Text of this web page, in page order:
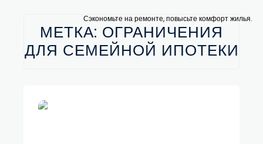
Сэкономьте на ремонте, повысьте комфорт жилья.
МЕТКА: ОГРАНИЧЕНИЯ
ДЛЯ СЕМЕЙНОЙ ИПОТЕКИ